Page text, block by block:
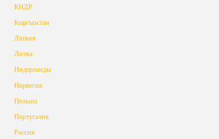
КНДР
Кыргызстан
Латвия
Литва
Нидерланды
Норвегия
Польша
Португалия
Россия